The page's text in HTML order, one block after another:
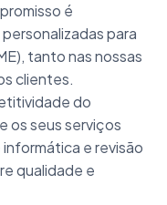
é
para
tanto nas nossas
clientes.
do
os seus serviços
e revisão
qualidade e